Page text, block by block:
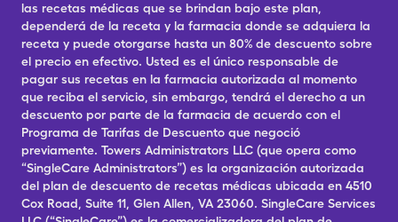
las recetas médicas que se brindan bajo este plan,
dependerá de la receta y la farmacia donde se adquiera la
receta y puede otorgarse hasta un 80% de descuento sobre
el precio en efectivo. Usted es el único responsable de
pagar sus recetas en la farmacia autorizada al momento
que reciba el servicio, sin embargo, tendrá el derecho a un
descuento por parte de la farmacia de acuerdo con el
Programa de Tarifas de Descuento que negoció
previamente. Towers Administrators LLC (que opera como
“SingleCare Administrators”) es la organización autorizada
del plan de descuento de recetas médicas ubicada en 4510
Cox Road, Suite 11, Glen Allen, VA 23060. SingleCare Services